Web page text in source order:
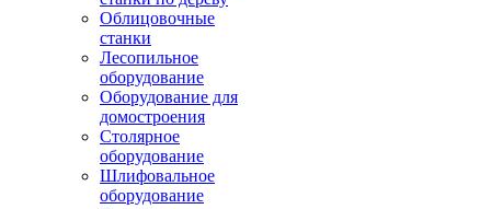
Облицовочные
станки
Лесопильное
оборудование
Оборудование для
домостроения
Столярное
оборудование
Шлифовальное
оборудование